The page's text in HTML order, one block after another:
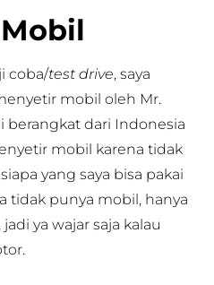
coba/test drive, saya
mobil oleh Mr.
berangkat dari Indonesia
mobil karena tidak
yang saya bisa pakai
tidak punya mobil, hanya
ya wajar saja kalau